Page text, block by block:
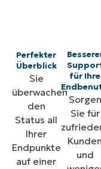
Perfekter
Überblick
Sie
überwachen
den
Status all
Ihrer
Endpunkte
auf einer
für Ihre
Sorgen
Sie für
Kunden
und